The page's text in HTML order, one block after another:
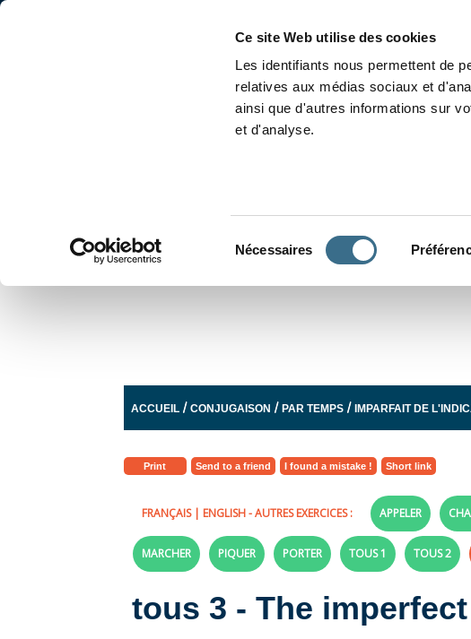
Ce site Web utilise des cookies
Les identifiants nous permettent de
relatives aux médias sociaux et
ainsi que d'autres informations sur
et d'analyse.
Nécessaires
ACCUEIL /CONJUGAISON /PAR TEMPS / IMPARFAIT DE
Print Send to a friend I found a mistake ! Short link
FRANÇAIS| ENGLISH- AUTRES EXERCICES : APPELER
MARCHER PIQUER PORTER TOUS 1 TOUS 2
tous 3 - The